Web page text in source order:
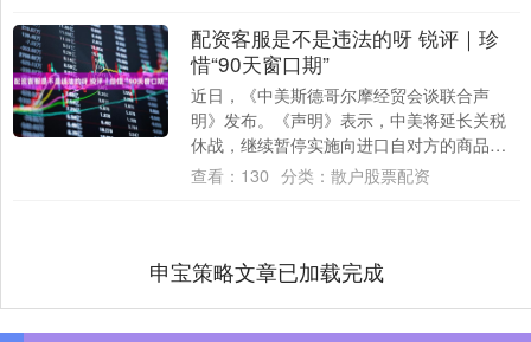
配资客服是不是违法的呀 锐评｜珍
惜“90天窗口期”
近日，《中美斯德哥尔摩经贸会谈联合声
明》发布。《声明》表示，中美将延长关税
休战，继续暂停实施向进口自对方的商品加
征对等关税和反制关税，展期90天。经过5月
查看： 130 分类： 散户股票配资
申宝策略文章已加载完成